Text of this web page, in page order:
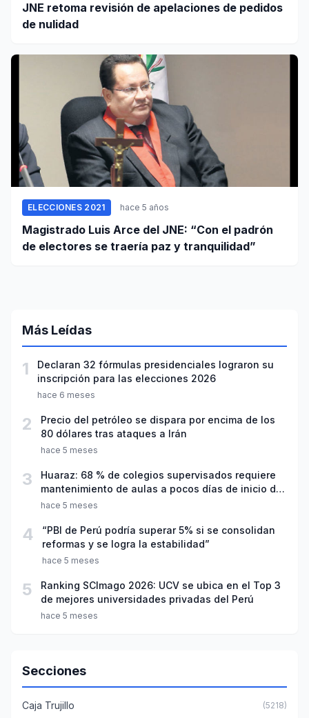
JNE retoma revisión de apelaciones de pedidos
de nulidad
ELECCIONES 2021 hace 5 años
Magistrado Luis Arce del JNE: “Con el padrón
de electores se traería paz y tranquilidad”
Más Leídas
1
Declaran 32 fórmulas presidenciales lograron su
inscripción para las elecciones 2026
hace 6 meses
2
Precio del petróleo se dispara por encima de los
80 dólares tras ataques a Irán
hace 5 meses
3
Huaraz: 68 % de colegios supervisados requiere
mantenimiento de aulas a pocos días de inicio del
año escolar 2026
hace 5 meses
4
“PBI de Perú podría superar 5% si se consolidan
reformas y se logra la estabilidad”
hace 5 meses
5
Ranking SCImago 2026: UCV se ubica en el Top 3
de mejores universidades privadas del Perú
hace 5 meses
Secciones
Caja Trujillo (5218)